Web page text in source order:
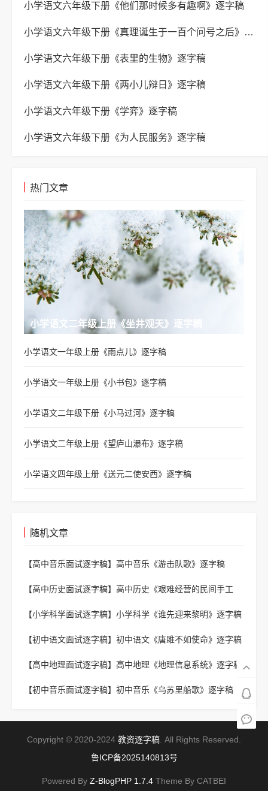
小学语文六年级下册《他们那时候多有趣啊》逐字稿
小学语文六年级下册《真理诞生于一百个问号之后》逐字稿
小学语文六年级下册《表里的生物》逐字稿
小学语文六年级下册《两小儿辩日》逐字稿
小学语文六年级下册《学弈》逐字稿
小学语文六年级下册《为人民服务》逐字稿
热门文章
小学语文二年级上册《坐井观天》逐字稿
小学语文一年级上册《雨点儿》逐字稿
小学语文一年级上册《小书包》逐字稿
小学语文二年级下册《小马过河》逐字稿
小学语文二年级上册《望庐山瀑布》逐字稿
小学语文四年级上册《送元二使安西》逐字稿
随机文章
【高中音乐面试逐字稿】 高中音乐《游击队歌》逐字稿
【高中历史面试逐字稿】 高中历史《艰难经营的民间手工
【小学科学面试逐字稿】 小学科学《谁先迎来黎明》逐字稿
【初中语文面试逐字稿】 初中语文《唐雎不如使命》逐字稿
【高中地理面试逐字稿】 高中地理《地理信息系统》逐字稿
【初中音乐面试逐字稿】 初中音乐《乌苏里船歌》逐字稿
Copyright © 2020-2024 教资逐字稿 . All Rights Reserved.
鲁ICP备2025140813号
Powered By Z-BlogPHP 1.7.4 Theme By CATBEI